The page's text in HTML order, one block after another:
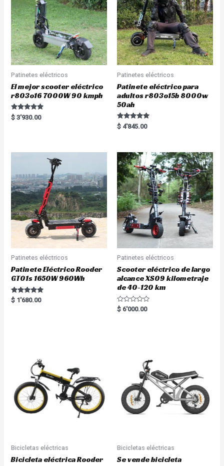
Patinetes eléctricos
El mejor scooter eléctrico
r803o16 7000W 90 kmph
Rated
5.00
$ 3'930.00
Patinetes eléctricos
Patinete eléctrico para
adultos r803o15b 8000w
50ah
Rated
5.00
$ 4'845.00
Patinetes eléctricos
Patinete Eléctrico Rooder
GT01s 1650W 960Wh
Rated
5.00
$ 1'680.00
Patinetes eléctricos
Scooter eléctrico de largo
alcance XS09 kilometraje
de 40-120 km
R
a
$ 6'000.00
Bicicletas eléctricas
Bicicleta eléctrica Rooder
Bicicletas eléctricas
Se vende bicicleta